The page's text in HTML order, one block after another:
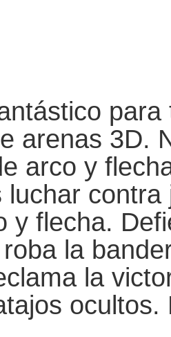
arenas 3D.
arco y
luchar
y flecha.
la
la
ocultos.